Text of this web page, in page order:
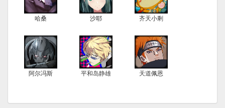
哈桑 沙耶 齐天小剩
阿尔冯斯 平和岛静雄 天道佩恩